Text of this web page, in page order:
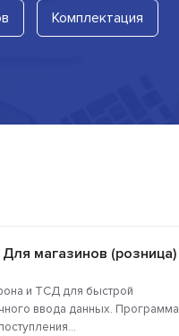
Комплектация
магазинов (розница)
и ТСД для быстрой
ввода данных. Программа